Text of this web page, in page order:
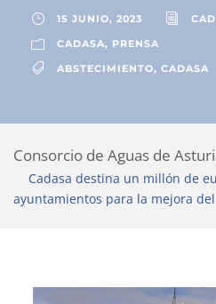
15 JUNIO, 2023
CADASA, PRENSA
ABSTECIMIENTO, CADASA
Consorcio de Aguas de
Cadasa destina un millón de
ayuntamientos para la mejora